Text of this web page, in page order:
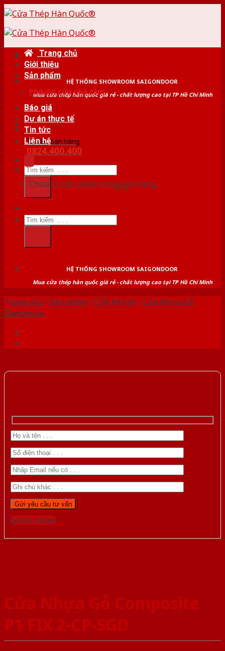
Skip
content
HỆ THỐNG SHOWROOM SAIGONDOOR
Mua cửa thép hàn quốc giá rẻ - chất lượng cao tại TP Hồ Chí Minh
Tư vấn bán hàng
0824.400.400
Tìm
kiếm:
Trang chủ
Giới thiệu
Sản phẩm
Phụ kiện cửa nhà tắm
Báo giá
Dự án thực tế
Tin tức
Liên hệ
Chưa có sản phẩm trong giỏ hàng.
Tìm
kiếm:
HỆ THỐNG SHOWROOM SAIGONDOOR
Mua cửa thép hàn quốc giá rẻ - chất lượng cao tại TP Hồ Chí Minh
Trang chủ /Sản phẩm /CỬA NHỰA/Cửa Nhựa Gỗ
Composite
Gọi 0976.169.864
Cửa Nhựa Gỗ Composite
P1 FIX 2-CP-SGD